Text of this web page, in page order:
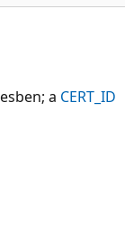
a CERT_ID